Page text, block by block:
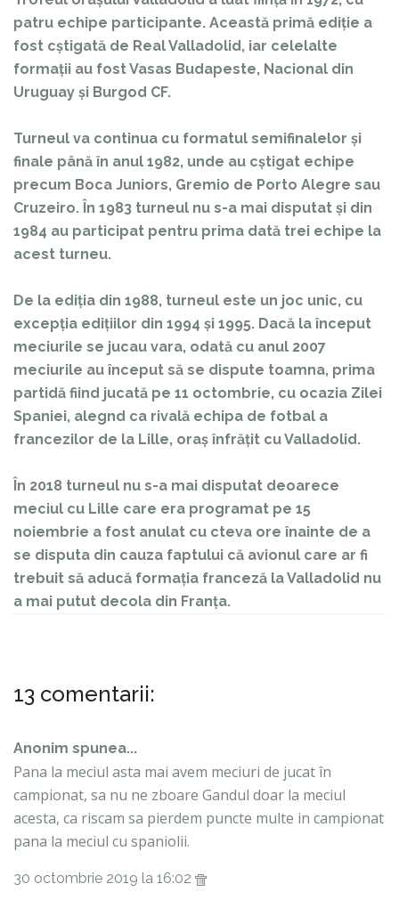
patru echipe participante. Această primă ediție a
fost cștigată de Real Valladolid, iar celelalte
formații au fost Vasas Budapeste, Nacional din
Uruguay și Burgod CF.
Turneul va continua cu formatul semifinalelor și
finale până în anul 1982, unde au cștigat echipe
precum Boca Juniors, Gremio de Porto Alegre sau
Cruzeiro. În 1983 turneul nu s-a mai disputat și din
1984 au participat pentru prima dată trei echipe la
acest turneu.
De la ediția din 1988, turneul este un joc unic, cu
excepția edițiilor din 1994 și 1995. Dacă la început
meciurile se jucau vara, odată cu anul 2007
meciurile au început să se dispute toamna, prima
partidă fiind jucată pe 11 octombrie, cu ocazia Zilei
Spaniei, alegnd ca rivală echipa de fotbal a
francezilor de la Lille, oraș înfrățit cu Valladolid.
În 2018 turneul nu s-a mai disputat deoarece
meciul cu Lille care era programat pe 15
noiembrie a fost anulat cu cteva ore înainte de a
se disputa din cauza faptului că avionul care ar fi
trebuit să aducă formația franceză la Valladolid nu
a mai putut decola din Franța.
13 comentarii:
Anonim spunea...
Pana la meciul asta mai avem meciuri de jucat în
campionat, sa nu ne zboare Gandul doar la meciul
acesta, ca riscam sa pierdem puncte multe in campionat
pana la meciul cu spaniolii.
30 octombrie 2019 la 16:02